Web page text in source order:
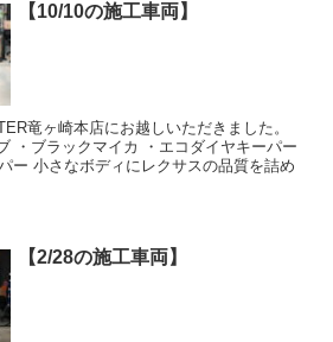
【10/10の施工車両】
竜ヶ崎本店にお越しいただきました。
・ブラックマイカ ・エコダイヤキーパー
ー 小さなボディにレクサスの品質を詰め
【2/28の施工車両】